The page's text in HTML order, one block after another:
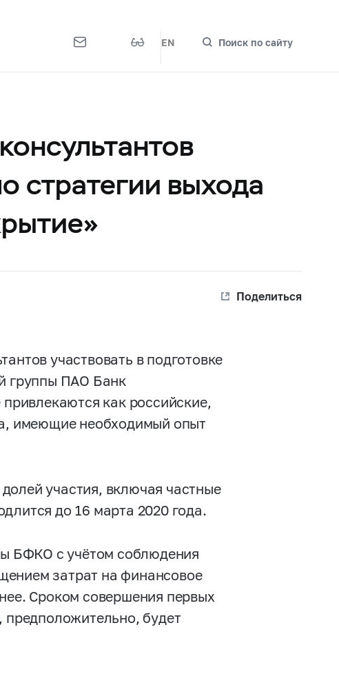
EN Поиск по сайту
стратегии выхода
Поделиться
участвовать в подготовке
группы ПАО Банк
как российские,
имеющие необходимый опыт
участия, включая частные
до 16 марта 2020 года.
БФКО с учётом соблюдения
затрат на финансовое
Сроком совершения первых
будет